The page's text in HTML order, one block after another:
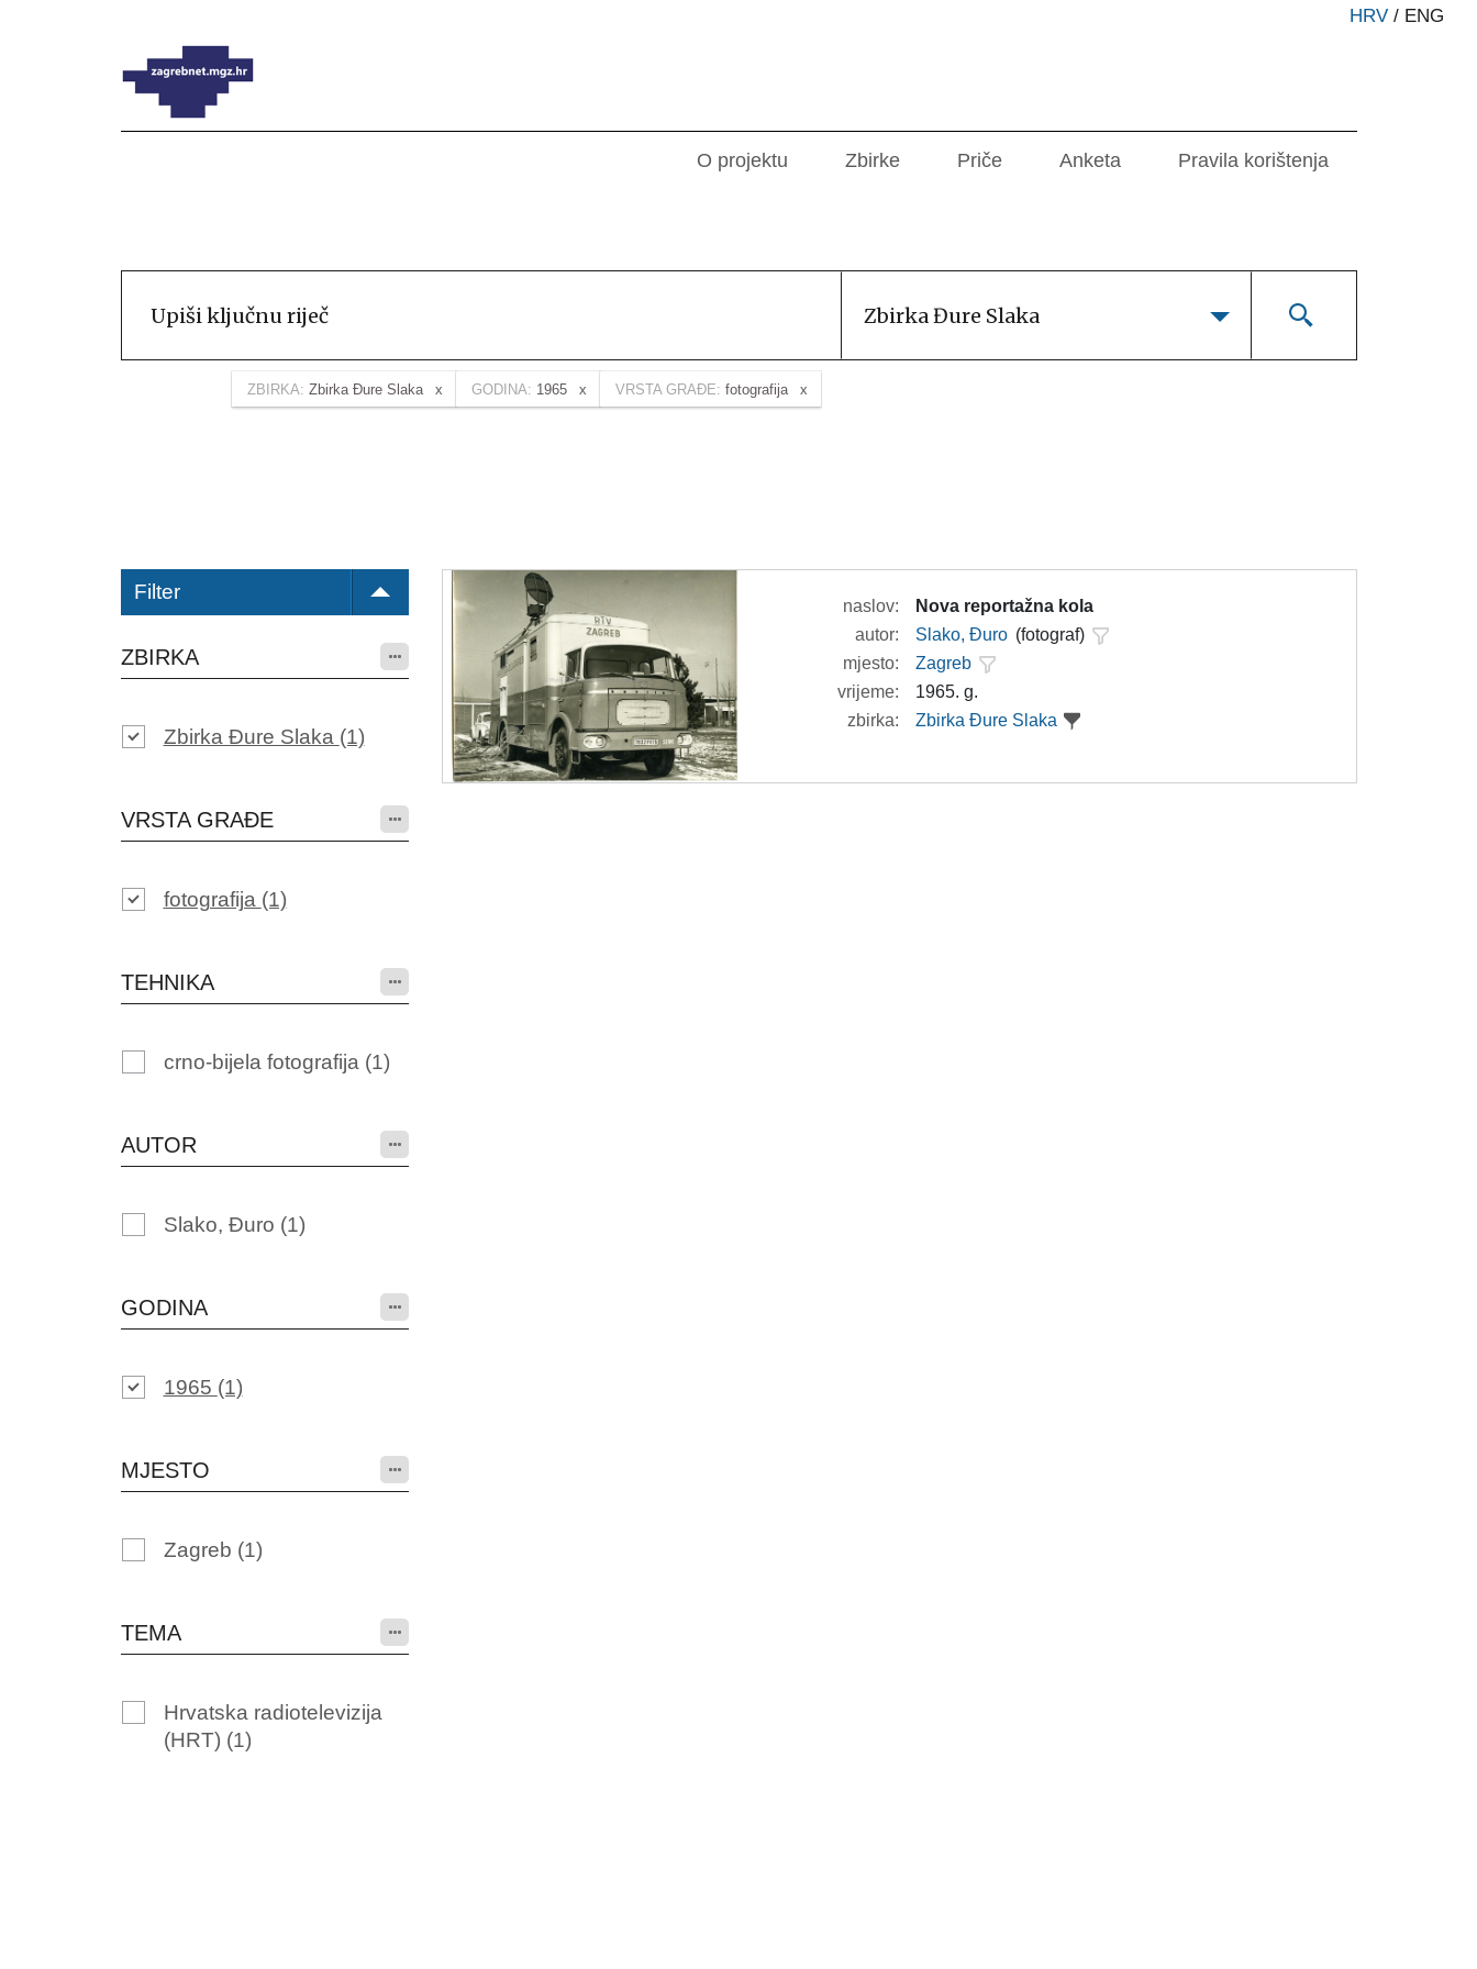
HRV / ENG
O projektu Zbirke Priče Anketa Pravila korištenja
Zbirka Đure Slaka
ZBIRKA: Zbirka Đure Slaka GODINA: 1965 VRSTA GRAĐE: fotografija
Filter
ZBIRKA
Zbirka Đure Slaka (1)
VRSTA GRAĐE
fotografija (1)
TEHNIKA
crno-bijela fotografija (1)
AUTOR
Slako, Đuro (1)
GODINA
1965 (1)
MJESTO
Zagreb (1)
TEMA
Hrvatska radiotelevizija
(HRT) (1)
naslov:
Nova reportažna kola
autor:
Slako, Đuro (fotograf)
mjesto:
Zagreb
vrijeme:
1965. g.
zbirka:
Zbirka Đure Slaka